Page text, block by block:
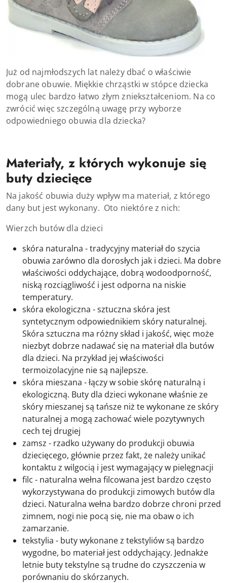
Już od najmłodszych lat należy dbać o właściwie
dobrane obuwie. Miękkie chrząstki w stópce dziecka
mogą ulec bardzo łatwo złym zniekształceniom. Na co
zwrócić więc szczególną uwagę przy wyborze
odpowiedniego obuwia dla dziecka?
Materiały, z których wykonuje się
buty dziecięce
Na jakość obuwia duży wpływ ma materiał, z którego
dany but jest wykonany. Oto niektóre z nich:
Wierzch butów dla dzieci
skóra naturalna - tradycyjny materiał do szycia
obuwia zarówno dla dorosłych jak i dzieci. Ma dobre
właściwości oddychające, dobrą wodoodporność,
niską rozciągliwość i jest odporna na niskie
temperatury.
skóra ekologiczna - sztuczna skóra jest
syntetycznym odpowiednikiem skóry naturalnej.
Skóra sztuczna ma różny skład i jakość, więc może
niezbyt dobrze nadawać się na materiał dla butów
dla dzieci. Na przykład jej właściwości
termoizolacyjne nie są najlepsze.
skóra mieszana - łączy w sobie skórę naturalną i
ekologiczną. Buty dla dzieci wykonane właśnie ze
skóry mieszanej są tańsze niż te wykonane ze skóry
naturalnej a mogą zachować wiele pozytywnych
cech tej drugiej
zamsz - rzadko używany do produkcji obuwia
dziecięcego, głównie przez fakt, że należy unikać
kontaktu z wilgocią i jest wymagający w pielęgnacji
filc - naturalna wełna filcowana jest bardzo często
wykorzystywana do produkcji zimowych butów dla
dzieci. Naturalna wełna bardzo dobrze chroni przed
zimnem, nogi nie pocą się, nie ma obaw o ich
zamarzanie.
tekstylia - buty wykonane z tekstyliów są bardzo
wygodne, bo materiał jest oddychający. Jednakże
letnie buty tekstylne są trudne do czyszczenia w
porównaniu do skórzanych.